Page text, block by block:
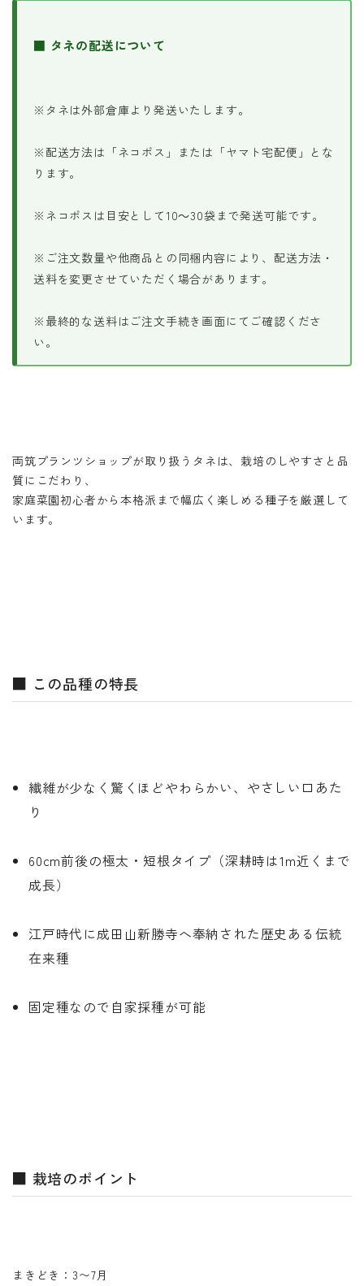
■ タネの配送について
※タネは外部倉庫より発送いたします。
※配送方法は「ネコポス」または「ヤマト宅配便」とな
ります。
※ネコポスは目安として10～30袋まで発送可能です。
※ご注文数量や他商品との同梱内容により、配送方法・
送料を変更させていただく場合があります。
※最終的な送料はご注文手続き画面にてご確認くださ
い。
両筑プランツショップが取り扱うタネは、栽培のしやすさと品
質にこだわり、
家庭菜園初心者から本格派まで幅広く楽しめる種子を厳選して
います。
■ この品種の特長
繊維が少なく驚くほどやわらかい、やさしい口あた
り
60cm前後の極太・短根タイプ（深耕時は1m近くまで
成長）
江戸時代に成田山新勝寺へ奉納された歴史ある伝統
在来種
固定種なので自家採種が可能
■ 栽培のポイント
まきどき：3〜7月